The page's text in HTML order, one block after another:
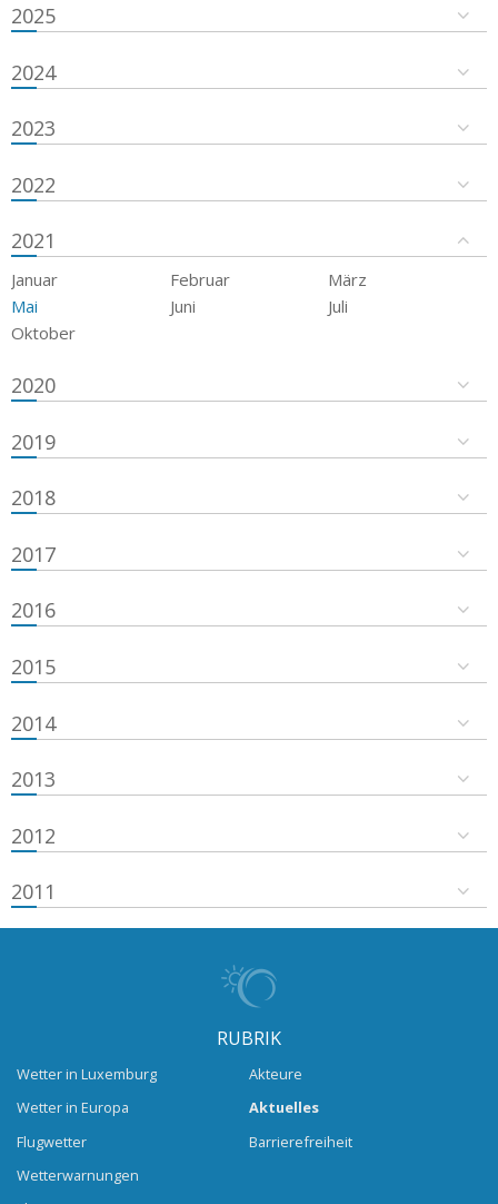
2025
2024
2023
2022
2021
Januar Februar
März
Mai
Juni
Juli
Oktober
2020
2019
2018
2017
2016
2015
2014
2013
2012
2011
RUBRIK
Wetter in Luxemburg
Wetter in Europa
Flugwetter
Wetterwarnungen
Akteure
Aktuelles
Barrierefreiheit